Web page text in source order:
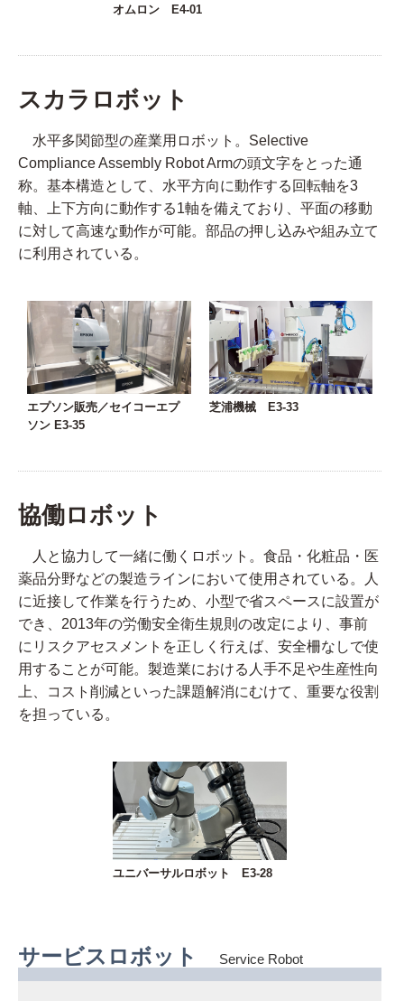
オムロン E4-01
スカラロボット
水平多関節型の産業用ロボット。Selective
Compliance Assembly Robot Armの頭文字をとった通
称。基本構造として、水平方向に動作する回転軸を3
軸、上下方向に動作する1軸を備えており、平面の移動
に対して高速な動作が可能。部品の押し込みや組み立て
に利用されている。
エプソン販売／セイコーエプ
ソン E3-35
芝浦機械 E3-33
協働ロボット
人と協力して一緒に働くロボット。食品・化粧品・医
薬品分野などの製造ラインにおいて使用されている。人
に近接して作業を行うため、小型で省スペースに設置が
でき、2013年の労働安全衛生規則の改定により、事前
にリスクアセスメントを正しく行えば、安全柵なしで使
用することが可能。製造業における人手不足や生産性向
上、コスト削減といった課題解消にむけて、重要な役割
を担っている。
ユニバーサルロボット E3-28
サービスロボット Service Robot